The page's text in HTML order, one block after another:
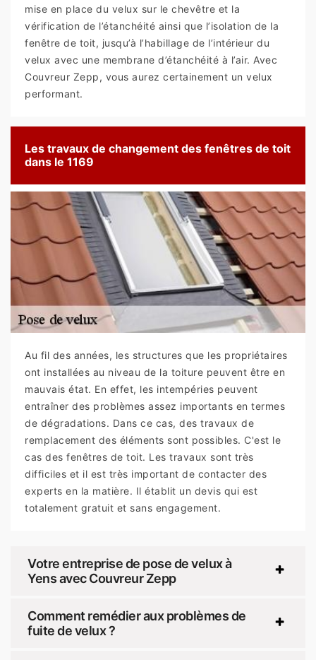
mise en place du velux sur le chevêtre et la
vérification de l’étanchéité ainsi que l’isolation de la
fenêtre de toit, jusqu’à l’habillage de l’intérieur du
velux avec une membrane d’étanchéité à l’air. Avec
Couvreur Zepp, vous aurez certainement un velux
performant.
Les travaux de changement des fenêtres de toit
dans le 1169
Au fil des années, les structures que les propriétaires
ont installées au niveau de la toiture peuvent être en
mauvais état. En effet, les intempéries peuvent
entraîner des problèmes assez importants en termes
de dégradations. Dans ce cas, des travaux de
remplacement des éléments sont possibles. C'est le
cas des fenêtres de toit. Les travaux sont très
difficiles et il est très important de contacter des
experts en la matière. Il établit un devis qui est
totalement gratuit et sans engagement.
Votre entreprise de pose de velux à
Yens avec Couvreur Zepp
Comment remédier aux problèmes de
fuite de velux ?